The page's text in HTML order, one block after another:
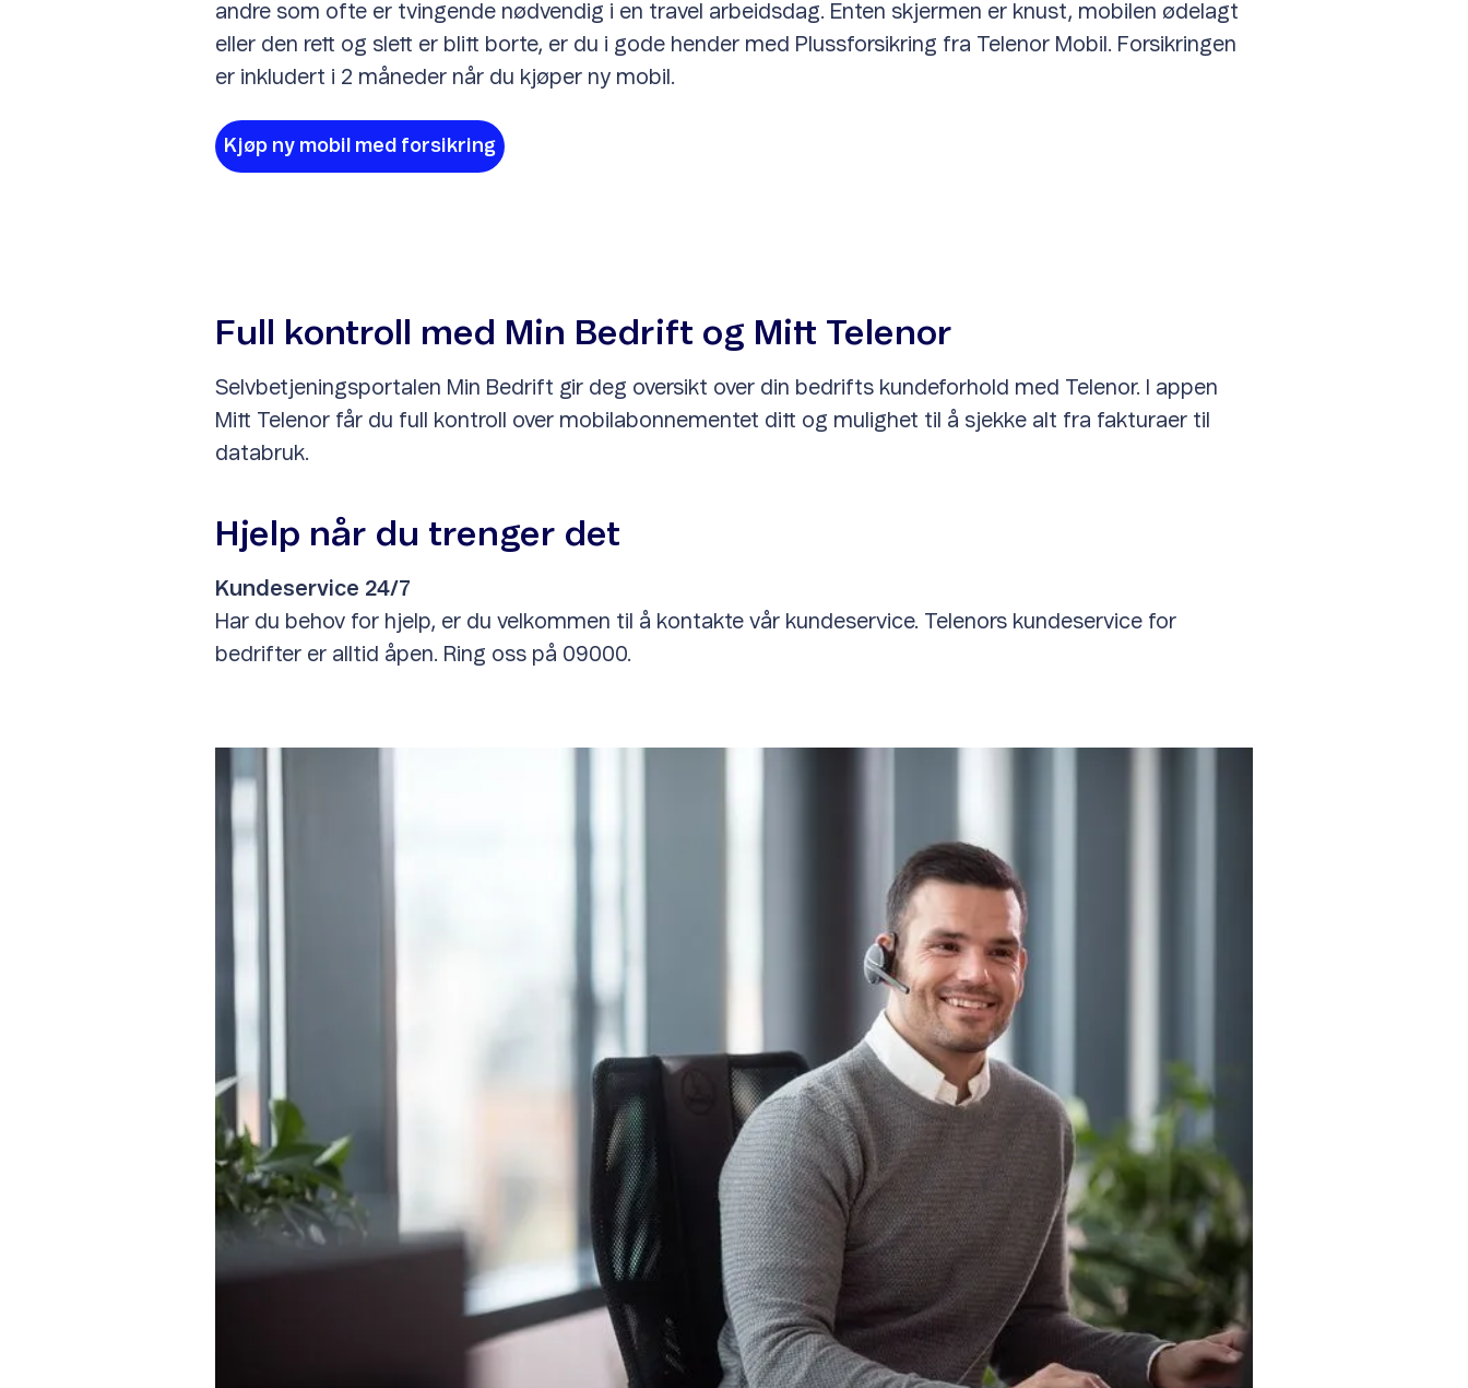
andre som ofte er tvingende nødvendig i en travel arbeidsdag. Enten skjermen er knust, mobilen ødelagt
eller den rett og slett er blitt borte, er du i gode hender med Plussforsikring fra Telenor Mobil. Forsikringen
er inkludert i 2 måneder når du kjøper ny mobil.
Kjøp ny mobil med forsikring
Full kontroll med Min Bedrift og Mitt Telenor
Selvbetjeningsportalen Min Bedrift gir deg oversikt over din bedrifts kundeforhold med Telenor. I appen
Mitt Telenor får du full kontroll over mobilabonnementet ditt og mulighet til å sjekke alt fra fakturaer til
databruk.
Hjelp når du trenger det
Kundeservice 24/7
Har du behov for hjelp, er du velkommen til å kontakte vår kundeservice. Telenors kundeservice for
bedrifter er alltid åpen. Ring oss på 09000.